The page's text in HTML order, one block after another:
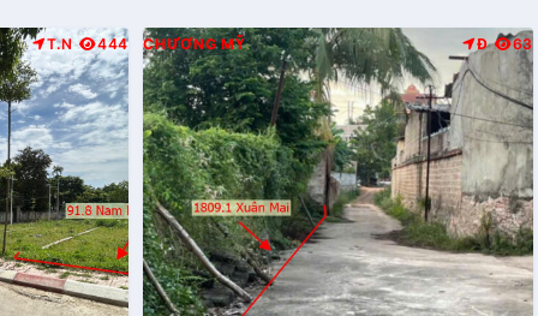
T.N 444 CHƯƠNG MỸ Đ 63